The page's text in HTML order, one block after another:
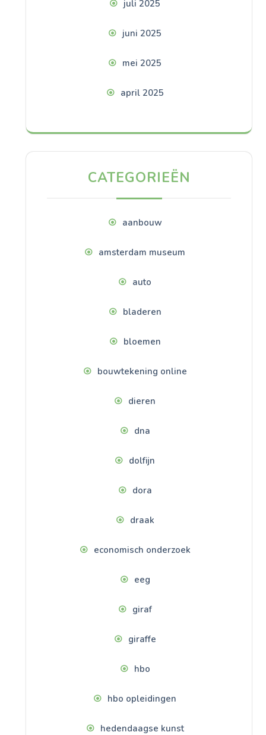
juli 2025
juni 2025
mei 2025
april 2025
CATEGORIEËN
aanbouw
amsterdam museum
auto
bladeren
bloemen
bouwtekening online
dieren
dna
dolfijn
dora
draak
economisch onderzoek
eeg
giraf
giraffe
hbo
hbo opleidingen
hedendaagse kunst